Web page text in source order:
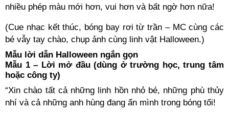
nhiều phép màu mới hơn, vui hơn và bất ngờ hơn nữa!
(Cue nhạc kết thúc, bóng bay rơi từ trần – MC cùng các
bé vẫy tay chào, chụp ảnh cùng linh vật Halloween.)
Mẫu lời dẫn Halloween ngắn gọn
Mẫu 1 – Lời mở đầu (dùng ở trường học, trung tâm
hoặc công ty)
“Xin chào tất cả những linh hồn nhỏ bé, những phù thủy
nhí và cả những anh hùng đang ẩn mình trong bóng tối!